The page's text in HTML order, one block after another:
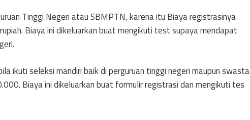
Tinggi Negeri atau SBMPTN, karena itu Biaya registrasinya
Biaya ini dikeluarkan buat mengikuti test supaya mendapat
ikuti seleksi mandiri baik di perguruan tinggi negeri maupun swasta
Biaya ini dikeluarkan buat formulir registrasi dan mengikuti tes